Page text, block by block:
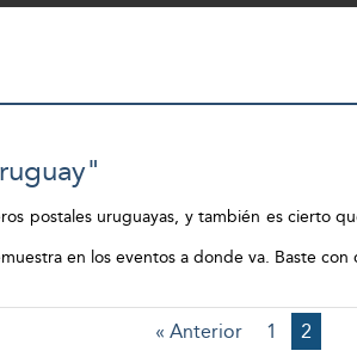
postales uruguayas, y también es cierto
en los eventos a donde va. Baste
« Anterior 1 2